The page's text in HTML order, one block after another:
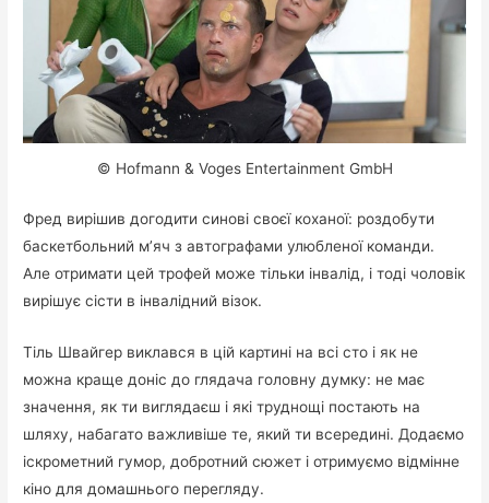
© Hofmann & Voges Entertainment GmbH
Фред вирішив догодити синові своєї коханої: роздобути
баскетбольний м’яч з автографами улюбленої команди.
Але отримати цей трофей може тільки інвалід, і тоді чоловік
вирішує сісти в інвалідний візок.
Тіль Швайгер виклався в цій картині на всі сто і як не
можна краще доніс до глядача головну думку: не має
значення, як ти виглядаєш і які труднощі постають на
шляху, набагато важливіше те, який ти всередині. Додаємо
іскрометний гумор, добротний сюжет і отримуємо відмінне
кіно для домашнього перегляду.